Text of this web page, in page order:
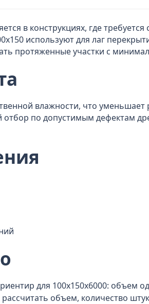
в конструкциях, где
используют для лаг
протяженные участки с
влажности, что
отбор по допустимым дефектам
для 100x150x6000: объем
объем, количество